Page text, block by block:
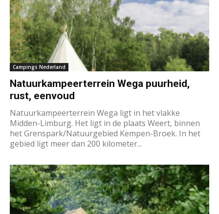
Campings Nederland
Natuurkampeerterrein Wega puurheid,
rust, eenvoud
Natuurkampeerterrein Wega ligt in het vlakke
Midden-Limburg. Het ligt in de plaats Weert, binnen
het Grenspark/Natuurgebied Kempen-Broek. In het
gebied ligt meer dan 200 kilometer...